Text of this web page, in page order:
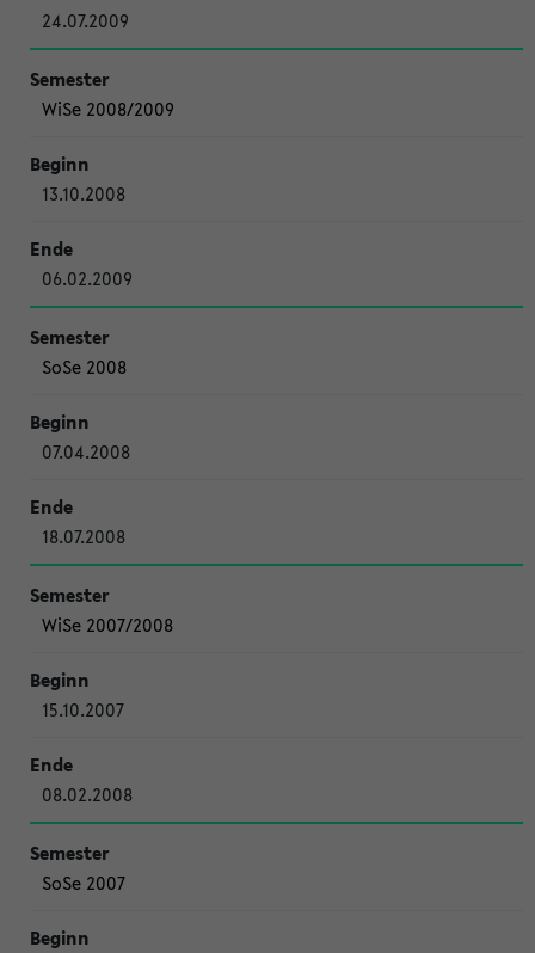
24.07.2009
WiSe 2008/2009
13.10.2008
06.02.2009
SoSe 2008
07.04.2008
18.07.2008
WiSe 2007/2008
15.10.2007
08.02.2008
SoSe 2007